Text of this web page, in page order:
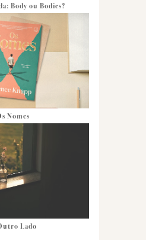
Body ou Bodies?
Nomes
Lado